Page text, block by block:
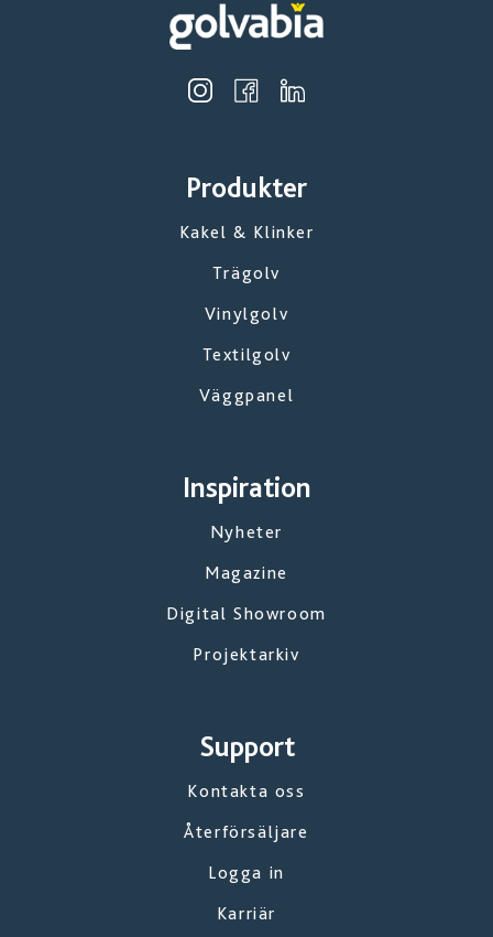
Produkter
Kakel & Klinker
Trägolv
Vinylgolv
Textilgolv
Väggpanel
Inspiration
Nyheter
Magazine
Digital Showroom
Projektarkiv
Support
Kontakta oss
Återförsäljare
Logga in
Karriär